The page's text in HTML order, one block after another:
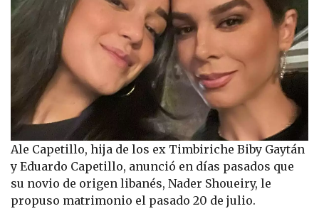
Ale Capetillo, hija de los ex Timbiriche Biby Gaytán
y Eduardo Capetillo, anunció en días pasados que
su novio de origen libanés, Nader Shoueiry, le
propuso matrimonio el pasado 20 de julio.